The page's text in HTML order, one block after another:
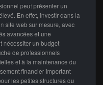
peut présenter un
En effet, investir dans la
site web sur mesure, avec
avancées et une
nécessiter un budget
de professionnels
et à la maintenance du
financier important
les petites structures ou